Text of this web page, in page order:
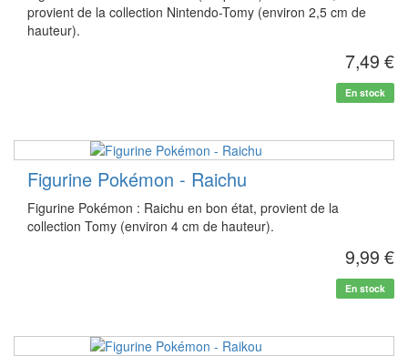
provient de la collection Nintendo-Tomy (environ 2,5 cm de
hauteur).
7,49 €
En stock
Figurine Pokémon - Raichu
Figurine Pokémon : Raichu en bon état, provient de la
collection Tomy (environ 4 cm de hauteur).
9,99 €
En stock